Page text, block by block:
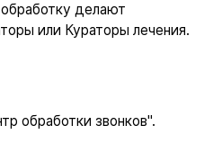
делают
или Кураторы лечения.
обработки звонков".